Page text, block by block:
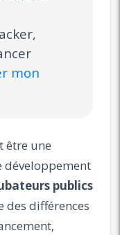
mon
être une
développement
publics
des différences